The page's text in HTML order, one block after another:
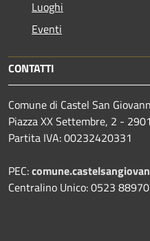
Luoghi
Eventi
CONTATTI
Comune di Castel San
Piazza XX Settembre, 2 -
Partita IVA: 00232420331
PEC:
Centralino Unico: 0523